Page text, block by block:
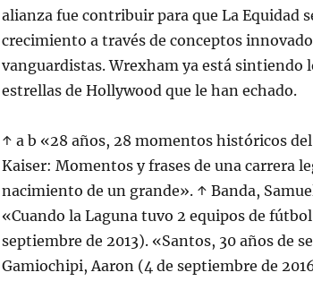
alianza fue contribuir para que La Equidad
crecimiento a través de conceptos
vanguardistas. Wrexham ya está sintiendo
estrellas de Hollywood que le han echado.
↑ a b «28 años, 28 momentos históricos
Kaiser: Momentos y frases de una carrera
nacimiento de un grande». ↑ Banda,
«Cuando la Laguna tuvo 2 equipos de
septiembre de 2013). «Santos, 30 años de
Gamiochipi, Aaron (4 de septiembre de